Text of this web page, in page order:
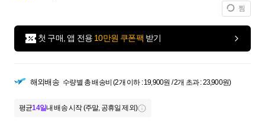
찜
첫 구매, 앱 전용 10만원 쿠폰팩 받기
해외배송 수량별 총 배송비 (2개 이하 : 19,900원 / 2개 초과 : 23,900원)
평균14일내 배송 시작 (주말, 공휴일 제외)